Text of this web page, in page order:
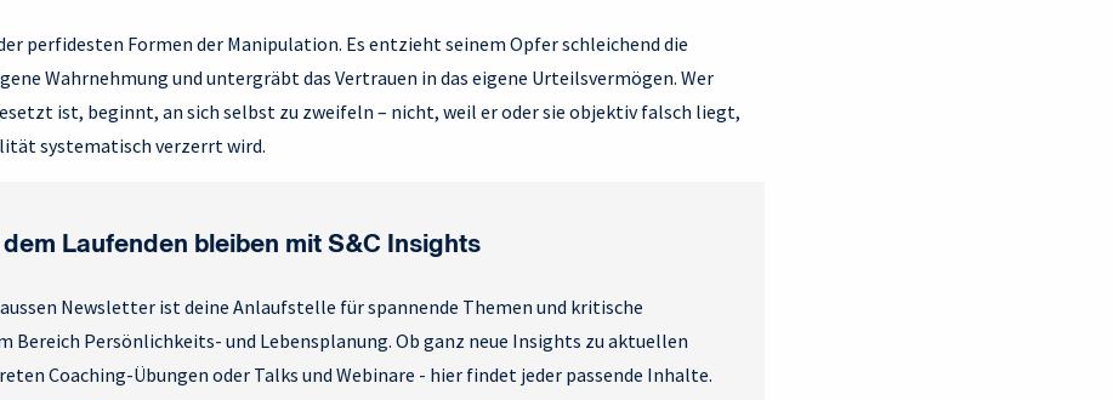
perfidesten Formen der Manipulation. Es entzieht seinem Opfer schleichend die
Wahrnehmung und untergräbt das Vertrauen in das eigene Urteilsvermögen. Wer
ist, beginnt, an sich selbst zu zweifeln – nicht, weil er oder sie objektiv falsch liegt,
systematisch verzerrt wird.
dem Laufenden bleiben mit S&C Insights
Newsletter ist deine Anlaufstelle für spannende Themen und kritische
Bereich Persönlichkeits- und Lebensplanung. Ob ganz neue Insights zu aktuellen
Coaching-Übungen oder Talks und Webinare - hier findet jeder passende Inhalte.